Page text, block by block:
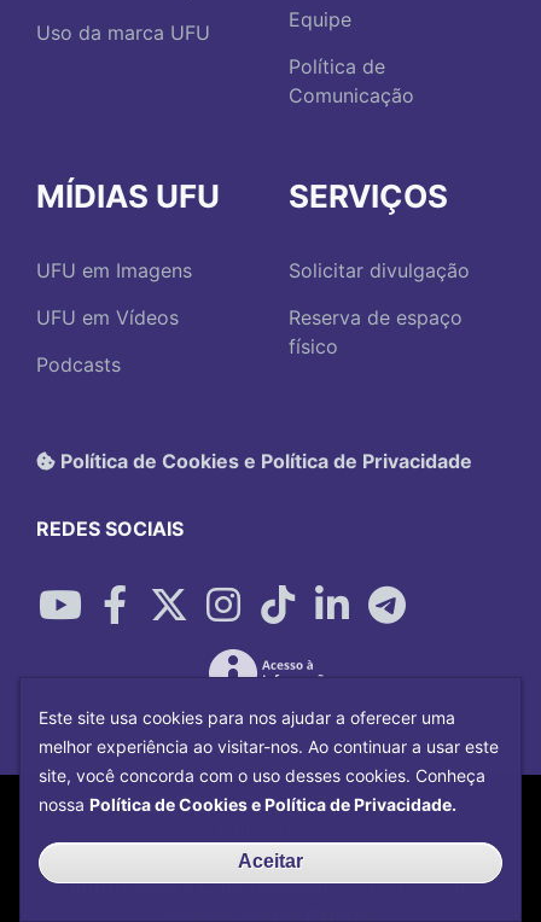
Uso da marca UFU
Equipe
Política de
Comunicação
MÍDIAS UFU
UFU em Imagens
UFU em Vídeos
Podcasts
SERVIÇOS
Solicitar divulgação
Reserva de espaço
físico
Política de Cookies e Política de Privacidade
REDES SOCIAIS
Copyright©2026Universidade Federal
Centro de Tecnologia da
Informação e Comunicaçãocom o CMS de
Este site usa cookies para nos ajudar a oferecer uma
melhor experiência ao visitar-nos. Ao continuar a usar este
site, você concorda com o uso desses cookies. Conheça
nossa Política de Cookies e Política de Privacidade.
Aceitar